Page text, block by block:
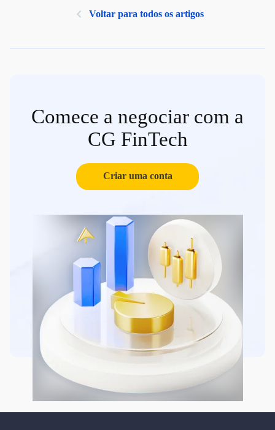
Voltar para todos os artigos
Comece a negociar com a
CG FinTech
Criar uma conta